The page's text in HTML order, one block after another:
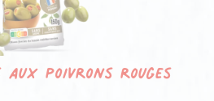
poivrons rouges